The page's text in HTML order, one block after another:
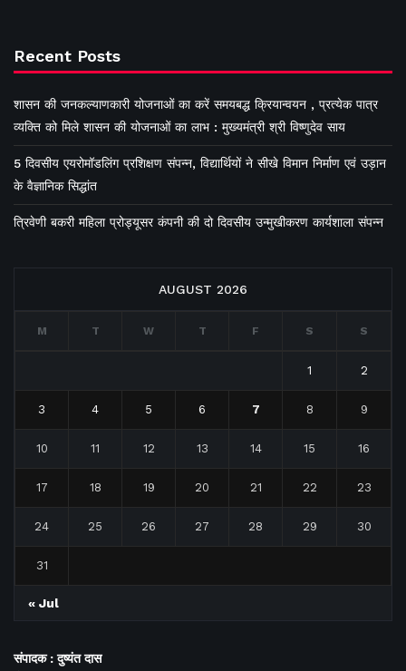
Recent Posts
शासन की जनकल्याणकारी योजनाओं का करें समयबद्ध क्रियान्वयन , प्रत्येक पात्र
व्यक्ति को मिले शासन की योजनाओं का लाभ : मुख्यमंत्री श्री विष्णुदेव साय
5 दिवसीय एयरोमॉडलिंग प्रशिक्षण संपन्न, विद्यार्थियों ने सीखे विमान निर्माण एवं उड़ान
के वैज्ञानिक सिद्धांत
त्रिवेणी बकरी महिला प्रोड्यूसर कंपनी की दो दिवसीय उन्मुखीकरण कार्यशाला संपन्न
AUGUST 2026
M T W T F S S
1 2
3 4 5 6 7 8 9
10 11 12 13 14 15 16
17 18 19 20 21 22 23
24 25 26 27 28 29 30
31
« Jul
संपादक : दुष्यंत दास